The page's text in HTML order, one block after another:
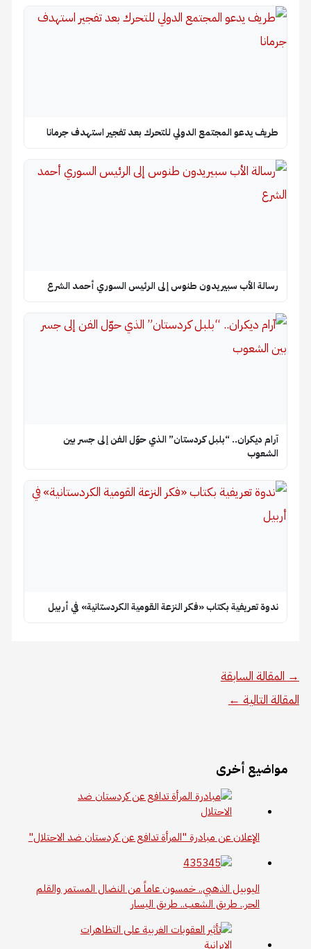
طريف يدعو المجتمع الدولي للتحرك بعد تفجير استهدف جرمانا
رسالة الأب سبيريدون طنوس إلى الرئيس السوري أحمد الشرع
آرام ديكران.. “بلبل كردستان” الذي حوّل الفن إلى جسر بين
الشعوب
ندوة تعريفية بكتاب «فكر النزعة القومية الكردستانية» في أربيل
→ المقالة السابقة
المقالة التالية ←
مواضيع أخرى
الإعلان عن مبادرة "المرأة تدافع عن كردستان ضد الاحتلال"
اليوبيل الذهبي.. خمسون عاماً من النضال المستمر والقلم
الحر.. طريق الشعب.. طريق اليسار